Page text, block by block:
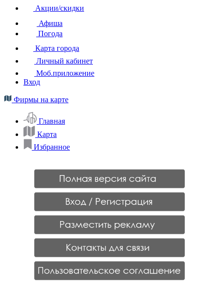
Акции/скидки
Афиша
Погода
Карта города
Личный кабинет
Моб.приложение
Вход
Фирмы на карте
Главная
Карта
Избранное